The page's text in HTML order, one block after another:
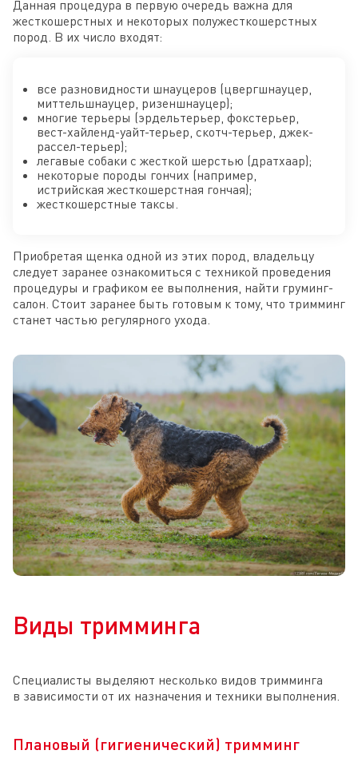
Данная процедура в первую очередь важна для
жесткошерстных и некоторых полужесткошерстных
пород. В их число входят:
все разновидности шнауцеров (цвергшнауцер,
миттельшнауцер, ризеншнауцер);
многие терьеры (эрдельтерьер, фокстерьер,
вест-хайленд-уайт-терьер, скотч-терьер, джек-
рассел-терьер);
легавые собаки с жесткой шерстью (дратхаар);
некоторые породы гончих (например,
истрийская жесткошерстная гончая);
жесткошерстные таксы.
Приобретая щенка одной из этих пород, владельцу
следует заранее ознакомиться с техникой проведения
процедуры и графиком ее выполнения, найти груминг-
салон. Стоит заранее быть готовым к тому, что тримминг
станет частью регулярного ухода.
Виды тримминга
Специалисты выделяют несколько видов тримминга
в зависимости от их назначения и техники выполнения.
Плановый (гигиенический) тримминг